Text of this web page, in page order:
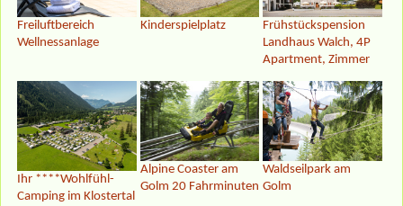
Freiluftbereich
Wellnessanlage
Kinderspielplatz
Frühstückspension
Landhaus Walch, 4P
Apartment, Zimmer
Ihr ****Wohlfühl-
Camping im Klostertal
Alpine Coaster am
Golm 20 Fahrminuten
Waldseilpark am
Golm